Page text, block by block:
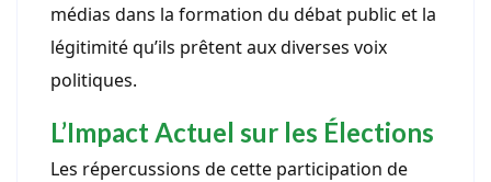
médias dans la formation du débat public et la
légitimité qu’ils prêtent aux diverses voix
politiques.
L’Impact Actuel sur les Élections
Les répercussions de cette participation de